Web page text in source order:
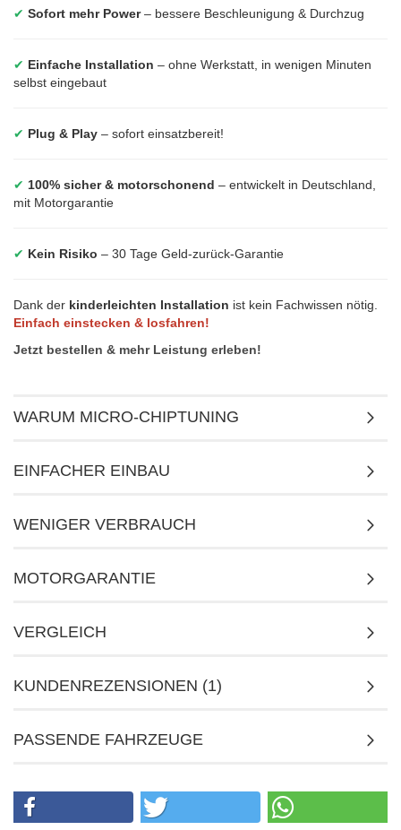
✔ Sofort mehr Power– bessere Beschleunigung & Durchzug
✔ Einfache Installation – ohne Werkstatt, in wenigen Minuten
selbst eingebaut
✔ Plug & Play – sofort einsatzbereit!
✔ 100% sicher & motorschonend – entwickelt in Deutschland,
mit Motorgarantie
✔ Kein Risiko – 30 Tage Geld-zurück-Garantie
Dank der kinderleichten Installation ist kein Fachwissen nötig.
Einfach einstecken & losfahren!
Jetzt bestellen & mehr Leistung erleben!
WARUM MICRO-CHIPTUNING
EINFACHER EINBAU
WENIGER VERBRAUCH
MOTORGARANTIE
VERGLEICH
KUNDENREZENSIONEN (1)
PASSENDE FAHRZEUGE